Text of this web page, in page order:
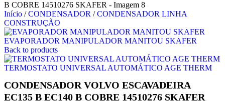
Início / CONDENSADOR / CONDENSADOR LINHA
CONSTRUÇÃO
EVAPORADOR MANIPULADOR MANITOU SKAFER
Back to products
TERMOSTATO UNIVERSAL AUTOMÁTICO AGE THERM
CONDENSADOR VOLVO ESCAVADEIRA
EC135 B EC140 B COBRE 14510276 SKAFER